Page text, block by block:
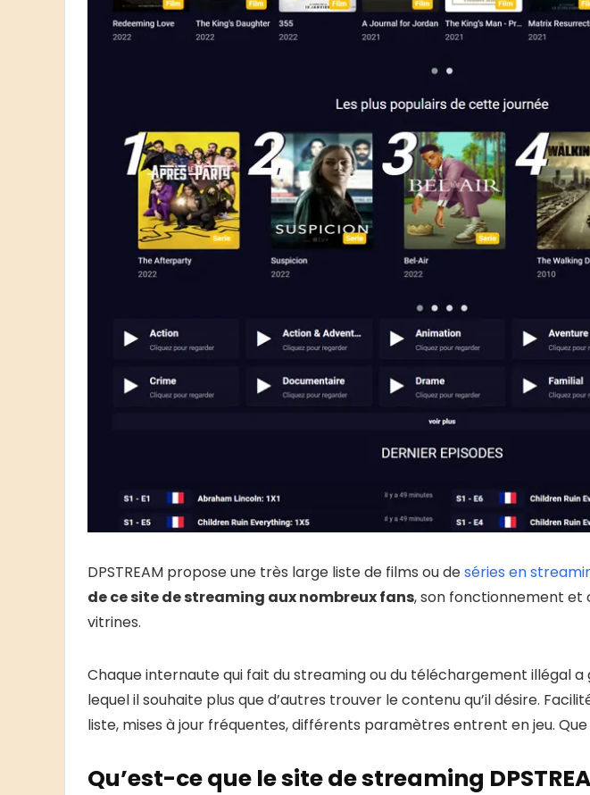
DPSTREAM propose une très large liste de films ou deséries en
de ce site de streaming aux nombreux fans, son fonctionnement et
vitrines.
Chaque internaute qui fait du streaming ou du téléchargement illégal
lequel il souhaite plus que d’autres trouver le contenu qu’il désire.
liste, mises à jour fréquentes, différents paramètres entrent en jeu. Que
Qu’est-ce que le site de streaming